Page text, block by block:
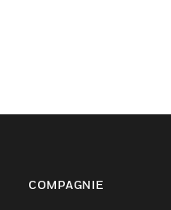
COMPAGNIE